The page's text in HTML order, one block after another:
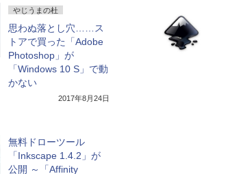
やじうまの杜
思わぬ落とし穴……ス
トアで買った「Adobe
Photoshop」が
「Windows 10 S」で動
かない
2017年8月24日
無料ドローツール
「Inkscape 1.4.2」が
公開 ～「Affinity